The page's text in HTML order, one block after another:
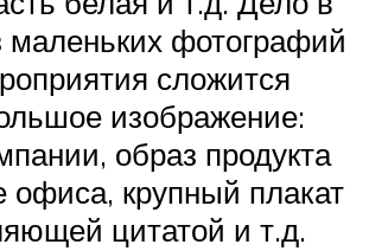
маленьких фотографий
сложится
изображение:
образ продукта
офиса, крупный плакат
цитатой и т.д.